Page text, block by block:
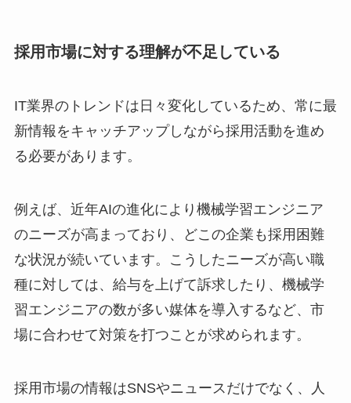
採用市場に対する理解が不足している
IT業界のトレンドは日々変化しているため、常に最
新情報をキャッチアップしながら採用活動を進め
る必要があります。
例えば、近年AIの進化により機械学習エンジニア
のニーズが高まっており、どこの企業も採用困難
な状況が続いています。こうしたニーズが高い職
種に対しては、給与を上げて訴求したり、機械学
習エンジニアの数が多い媒体を導入するなど、市
場に合わせて対策を打つことが求められます。
採用市場の情報はSNSやニュースだけでなく、人